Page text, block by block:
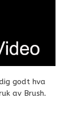
godt hva
av Brush.